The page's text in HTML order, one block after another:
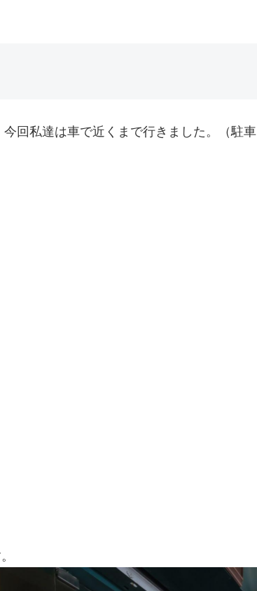
今回私達は車で近くまで行きました。（駐車